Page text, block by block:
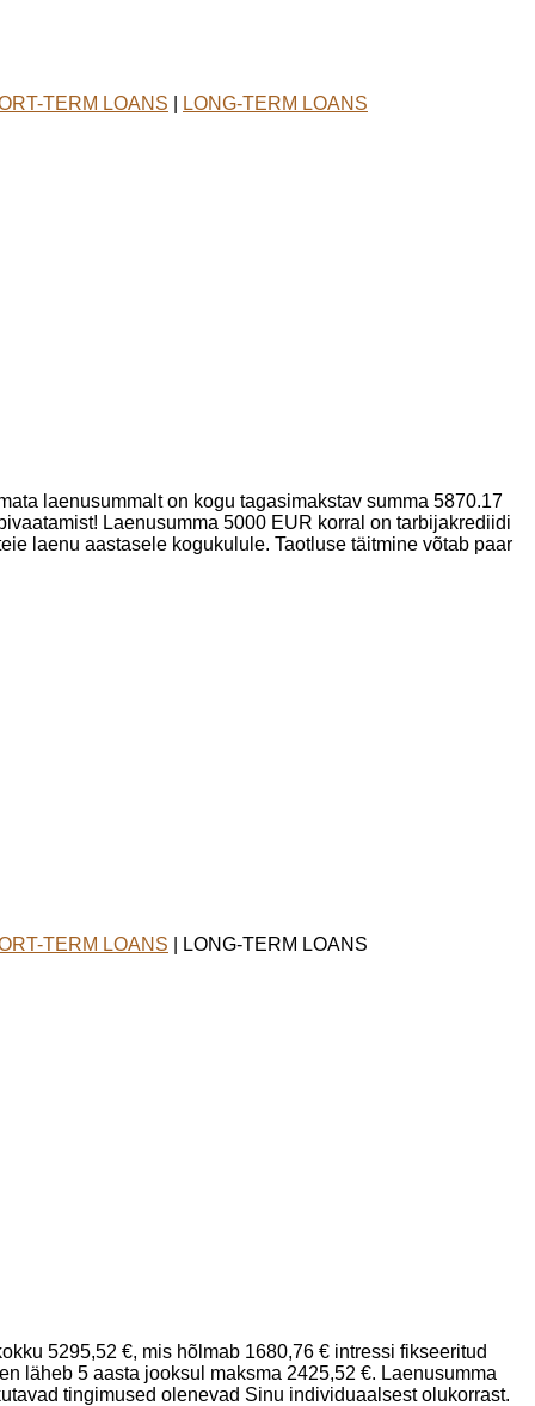
TERM LOANS LONG-TERM LOANS
laenusummalt on kogu tagasimakstav summa 5870.17
Laenusumma 5000 EUR korral on tarbijakrediidi
laenu aastasele kogukulule. Taotluse täitmine võtab paar
TERM LOANS | LONG-TERM LOANS
5295,52 €, mis hõlmab 1680,76 € intressi fikseeritud
läheb 5 aasta jooksul maksma 2425,52 €. Laenusumma
tingimused olenevad Sinu individuaalsest olukorrast.